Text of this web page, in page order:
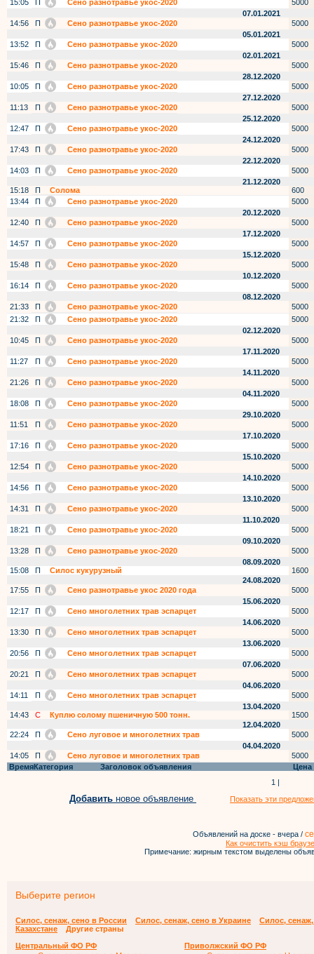
15:05 Сено разнотравье укос-2020
5000
07.01.2021
14:56
П Сено разнотравье укос-2020
5000
05.01.2021
13:52
П Сено разнотравье укос-2020
5000
02.01.2021
15:46
П Сено разнотравье укос-2020
5000
28.12.2020
10:05
П Сено разнотравье укос-2020
5000
27.12.2020
11:13
П Сено разнотравье укос-2020
5000
25.12.2020
12:47
П Сено разнотравье укос-2020
5000
24.12.2020
17:43
П Сено разнотравье укос-2020
5000
22.12.2020
14:03
П Сено разнотравье укос-2020
5000
21.12.2020
15:18
П Солома
600
13:44
П Сено разнотравье укос-2020
5000
20.12.2020
12:40
П Сено разнотравье укос-2020
5000
17.12.2020
14:57
П Сено разнотравье укос-2020
5000
15.12.2020
15:48
П Сено разнотравье укос-2020
5000
10.12.2020
16:14
П Сено разнотравье укос-2020
5000
08.12.2020
21:33
П Сено разнотравье укос-2020
5000
21:32
П Сено разнотравье укос-2020
5000
02.12.2020
10:45
П Сено разнотравье укос-2020
5000
17.11.2020
11:27
П Сено разнотравье укос-2020
5000
14.11.2020
21:26
П Сено разнотравье укос-2020
5000
04.11.2020
18:08
П Сено разнотравье укос-2020
5000
29.10.2020
11:51
П Сено разнотравье укос-2020
5000
17.10.2020
17:16
П Сено разнотравье укос-2020
5000
15.10.2020
12:54
П Сено разнотравье укос-2020
5000
14.10.2020
14:56
П Сено разнотравье укос-2020
5000
13.10.2020
14:31
П Сено разнотравье укос-2020
5000
11.10.2020
18:21
П Сено разнотравье укос-2020
5000
09.10.2020
13:28
П Сено разнотравье укос-2020
5000
08.09.2020
15:08
П Силос кукурузный
1600
24.08.2020
17:55
П Сено разнотравье укос 2020 года
5000
15.06.2020
12:17
П Сено многолетних трав эспарцет
5000
14.06.2020
13:30
П Сено многолетних трав эспарцет
5000
13.06.2020
20:56
П Сено многолетних трав эспарцет
5000
07.06.2020
20:21
П Сено многолетних трав эспарцет
5000
04.06.2020
14:11
П Сено многолетних трав эспарцет
5000
13.04.2020
14:43
С Куплю солому пшеничную 500 тонн.
1500
12.04.2020
22:24
П Сено луговое и многолетних трав
5000
04.04.2020
14:05
П Сено луговое и многолетних трав
5000
ВремяКатегория Заголовок объявления
Цена
1 |
Добавить новое объявление Показать эти
Объявлений на доске - вчера /
Как очистить кэш
Примечание: жирным текстом выделены
Выберите регион
Силос, сенаж, сено в России Силос, сенаж, сено в Украине
Силос,
Казахстане
Другие страны
Центральный ФО РФ
Приволжский ФО РФ